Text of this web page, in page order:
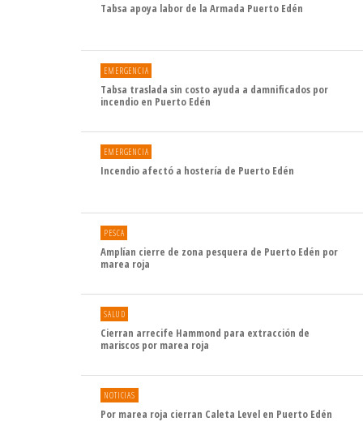
Tabsa apoya labor de la Armada Puerto Edén
EMERGENCIA
Tabsa traslada sin costo ayuda a damnificados por
incendio en Puerto Edén
EMERGENCIA
Incendio afectó a hostería de Puerto Edén
PESCA
Amplían cierre de zona pesquera de Puerto Edén por
marea roja
SALUD
Cierran arrecife Hammond para extracción de
mariscos por marea roja
NOTICIAS
Por marea roja cierran Caleta Level en Puerto Edén